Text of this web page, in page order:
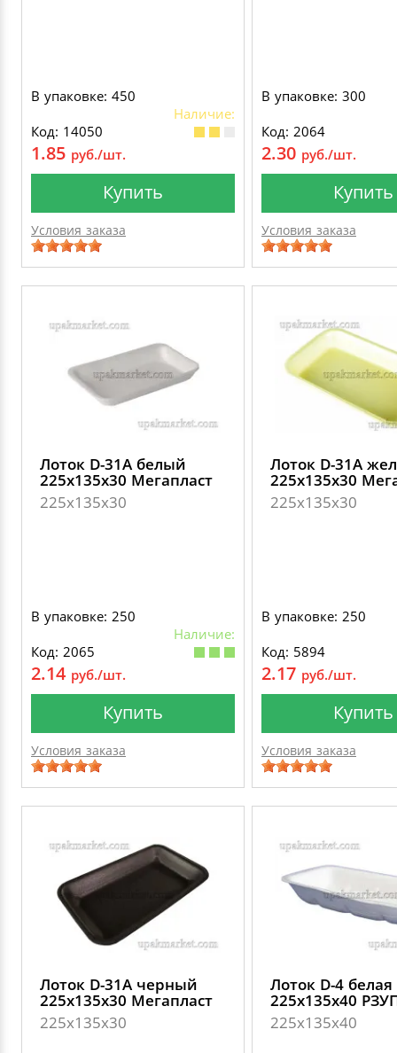
В упаковке: 450
Наличие:
Код: 14050
1.85 руб./шт.
Купить
Условия заказа
В упаковке: 300
Код: 2064
2.30 руб./шт.
Купить
Условия заказа
Лоток D-31А белый
225х135х30 Мегапласт
225х135х30
В упаковке: 250
Наличие:
Код: 2065
2.14 руб./шт.
Купить
Условия заказа
Лоток D-31А
225х135х30
225х135х30
В упаковке: 250
Код: 5894
2.17 руб./шт.
Купить
Условия заказа
Лоток D-31А черный
225х135х30 Мегапласт
225х135х30
Лоток D-4 белая
225х135х40
225х135х40